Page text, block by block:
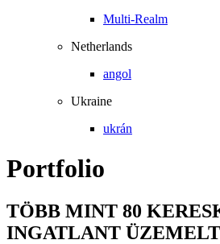
Multi-Realm
Netherlands
angol
Ukraine
ukrán
Portfolio
TÖBB MINT 80
INGATLANT